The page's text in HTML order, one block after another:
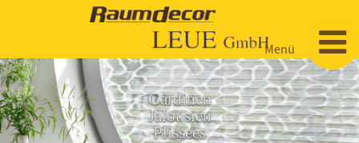
Menü
Startseite
Bodenbeläge / Teppich
Gardinen
Jalousien
Plissees